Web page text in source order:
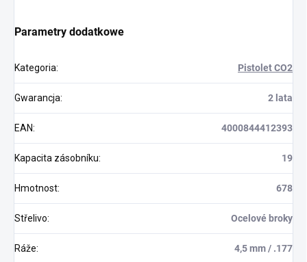
Parametry dodatkowe
Kategoria: Pistolet CO2
Gwarancja: 2 lata
EAN: 4000844412393
Kapacita zásobníku: 19
Hmotnost: 678
Střelivo: Ocelové broky
Ráže: 4,5 mm / .177